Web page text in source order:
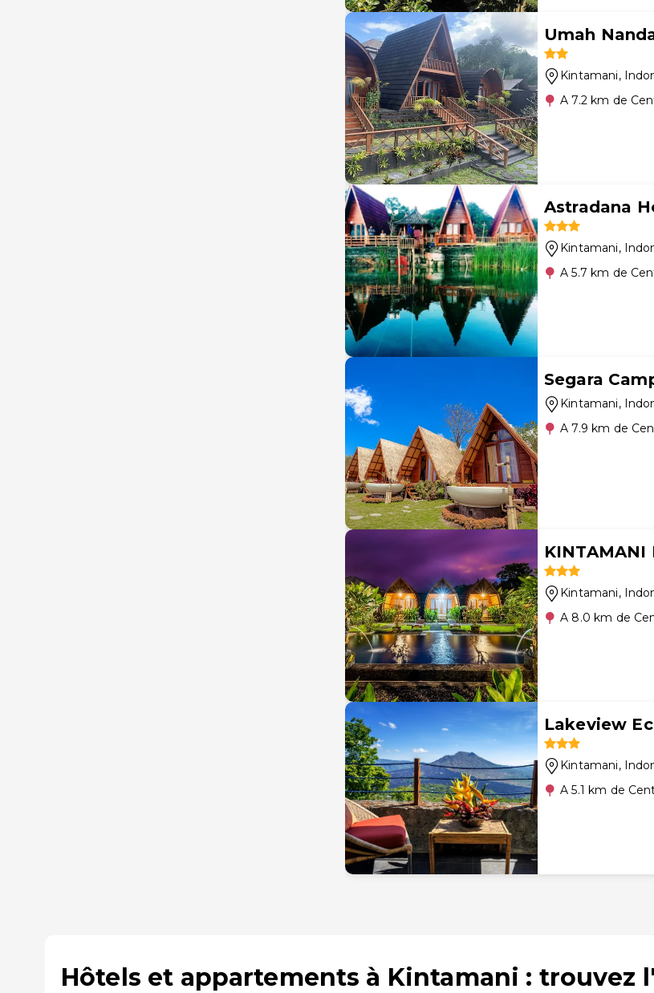
Umah
Kintamani,
A 7.2 km de
Astradana
Kintamani,
A 5.7 km de
Segara
Kintamani,
A 7.9 km de
KINTAMANI
Kintamani,
A 8.0 km de
Lakeview
Kintamani,
A 5.1 km de
Hôtels et appartements à Kintamani :